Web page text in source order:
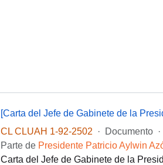
[Carta del Jefe de Gabinete de la
CL CLUAH 1-92-2502
· Documento ·
Parte de Presidente Patricio Aylwin
Carta del Jefe de Gabinete de la